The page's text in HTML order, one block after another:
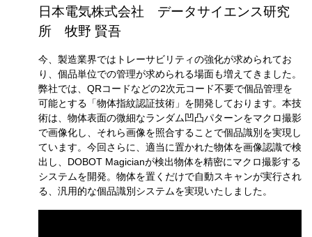
日本電気株式会社 データサイエンス研究
所 牧野 賢吾
今、製造業界ではトレーサビリティの強化が求められてお
り、個品単位での管理が求められる場面も増えてきました。
弊社では、QRコードなどの2次元コード不要で個品管理を
可能とする「物体指紋認証技術」を開発しております。本技
術は、物体表面の微細なランダム凹凸パターンをマクロ撮影
で画像化し、それら画像を照合することで個品識別を実現し
ています。今回さらに、適当に置かれた物体を画像認識で検
出し、DOBOT Magicianが検出物体を精密にマクロ撮影する
システムを開発。物体を置くだけで自動スキャンが実行され
る、汎用的な個品識別システムを実現いたしました。